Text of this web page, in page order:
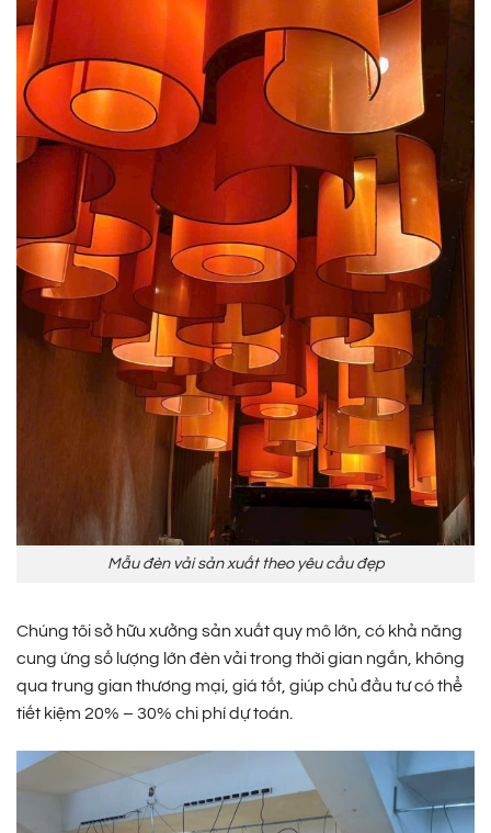
Mẫu đèn vải sản xuất theo yêu cầu đẹp
Chúng tôi sở hữu xưởng sản xuất quy mô lớn, có khả năng
cung ứng số lượng lớn đèn vải trong thời gian ngắn, không
qua trung gian thương mại, giá tốt, giúp chủ đầu tư có thể
tiết kiệm 20% – 30% chi phí dự toán.